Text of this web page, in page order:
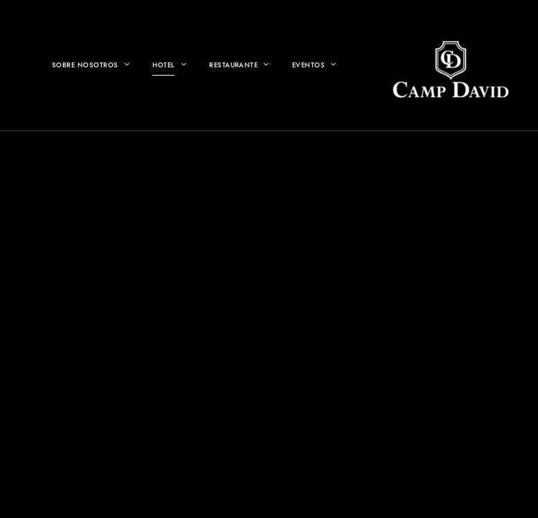
SOBRE NOSOTROS HOTEL RESTAURANTE EVENTOS